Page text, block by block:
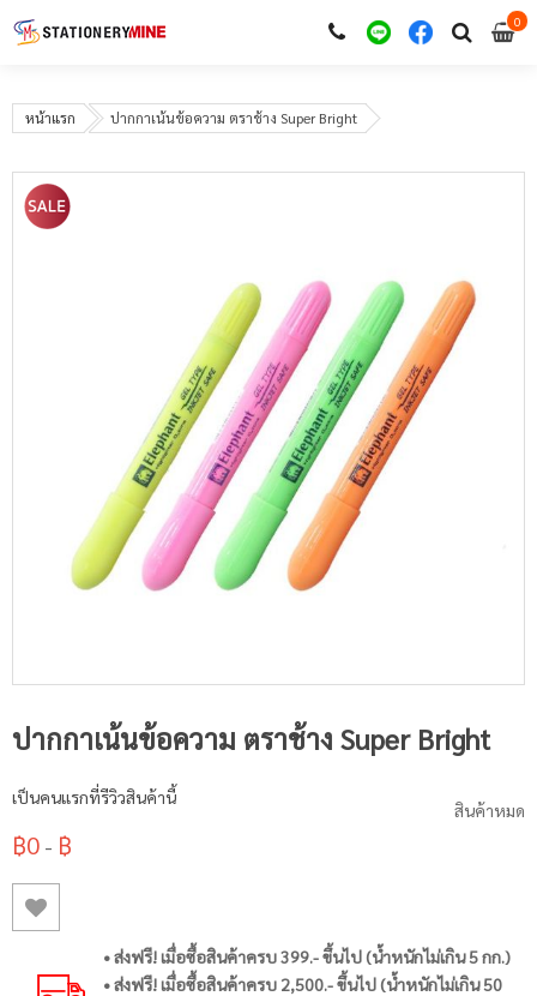
00
หน้าแรก ปากกาเน้นข้อความ ตราช้าง Super Bright
ปากกาเน้นข้อความ ตราช้าง Super Bright
สินค้าหมด
เป็นคนแรกที่รีวิวสินค้านี้
฿0 - ฿
• ส่งฟรี! เมื่อซื้อสินค้าครบ 399.- ขึ้นไป (น้ำหนักไม่เกิน 5 กก.)
• ส่งฟรี! เมื่อซื้อสินค้าครบ 2,500.- ขึ้นไป (น้ำหนักไม่เกิน 50